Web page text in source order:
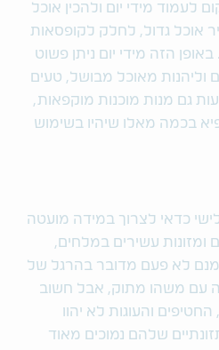
לעמוד מידי יום ולהכין אוכל
אוכל גדול, לחלק לקופסאות
הזה מידי יום ניתן פשוט
מאוכל מבושל, טעים
גם מנות מוכנות מוקפאות,
בכמה מאלו שיהיו בשימוש
כדאי לצרוך במידה מועטה
ומזונות עשירים במלחים,
לא פעם מדובר בהרגל של
עם משהו מתוק, אבל חשוב
והעוגות לא יהוו
שלהם נמוכים מאוד